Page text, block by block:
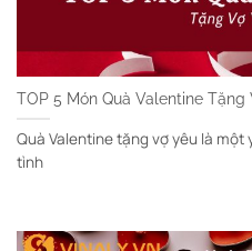
TOP 5 Món Quà Valentine
Quà Valentine tặng vợ yêu là
tình